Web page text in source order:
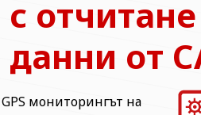
с
данни от
GPS мониторингът на